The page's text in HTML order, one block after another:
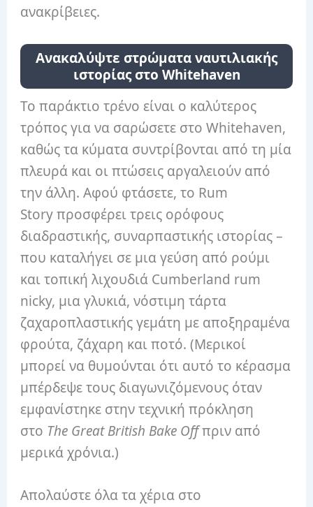
ανακρίβειες.
Ανακαλύψτε στρώματα ναυτιλιακής
ιστορίας στο Whitehaven
Το παράκτιο τρένο είναι ο καλύτερος
τρόπος για να σαρώσετε στο Whitehaven,
καθώς τα κύματα συντρίβονται από τη μία
πλευρά και οι πτώσεις αργαλειούν από
την άλλη. Αφού φτάσετε, το Rum
Story προσφέρει τρεις ορόφους
διαδραστικής, συναρπαστικής ιστορίας –
που καταλήγει σε μια γεύση από ρούμι
και τοπική λιχουδιά Cumberland rum
nicky, μια γλυκιά, νόστιμη τάρτα
ζαχαροπλαστικής γεμάτη με αποξηραμένα
φρούτα, ζάχαρη και ποτό. (Μερικοί
μπορεί να θυμούνται ότι αυτό το κέρασμα
μπέρδεψε τους διαγωνιζόμενους όταν
εμφανίστηκε στην τεχνική πρόκληση
στο The Great British Bake Offπριν από
μερικά χρόνια.)
Απολαύστε όλα τα χέρια στο